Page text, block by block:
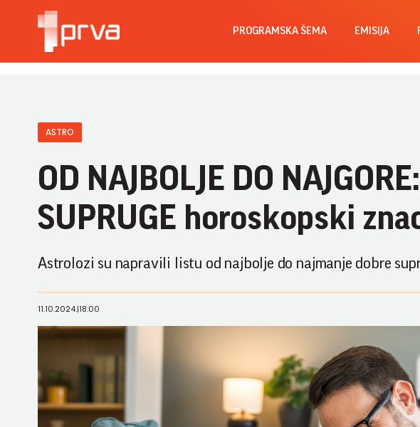
PROGRAMSKA ŠEMA EMISIJA
ASTRO
OD NAJBOLJE DO
SUPRUGE horoskopski
Astrolozi su napravili listu od najbolje do najmanje dobre
11.10.2024.|18:00